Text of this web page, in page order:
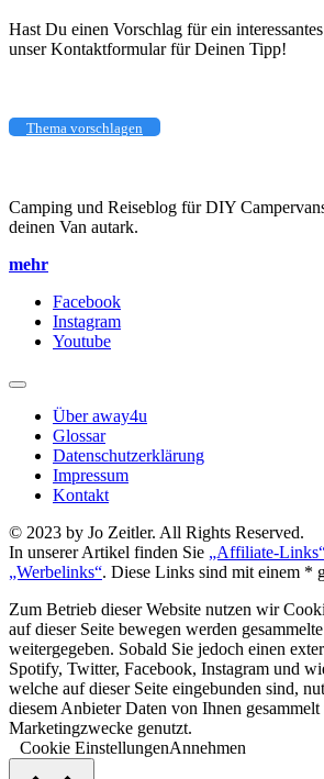
Hast Du einen Vorschlag für ein
unser Kontaktformular für Deinen Tipp!
Thema vorschlagen
Camping und Reiseblog für DIY
deinen Van autark.
mehr
Facebook
Instagram
Youtube
Über away4u
Glossar
Datenschutzerklärung
Impressum
Kontakt
© 2023 by Jo Zeitler. All Rights Reserved.
In unserer Artikel finden Sie „Affiliate-
„Werbelinks“. Diese Links sind mit einem *
Zum Betrieb dieser Website nutzen wir
auf dieser Seite bewegen werden
weitergegeben. Sobald Sie jedoch einen
Spotify, Twitter, Facebook, Instagram und
welche auf dieser Seite eingebunden sind,
diesem Anbieter Daten von Ihnen
Marketingzwecke genutzt.
Cookie EinstellungenAnnehmen